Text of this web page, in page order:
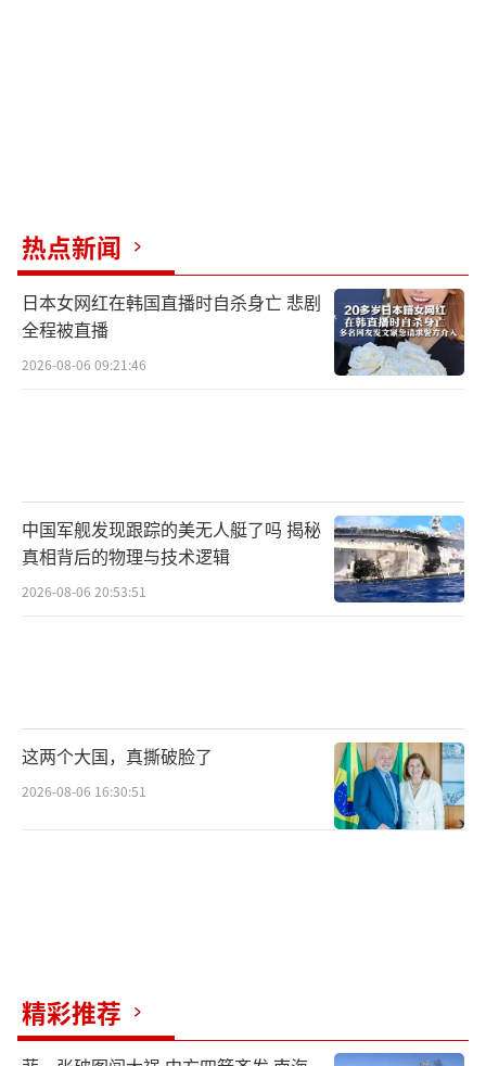
热点新闻
日本女网红在韩国直播时自杀身亡 悲剧
全程被直播
2026-08-06 09:21:46
中国军舰发现跟踪的美无人艇了吗 揭秘
真相背后的物理与技术逻辑
2026-08-06 20:53:51
这两个大国，真撕破脸了
2026-08-06 16:30:51
精彩推荐